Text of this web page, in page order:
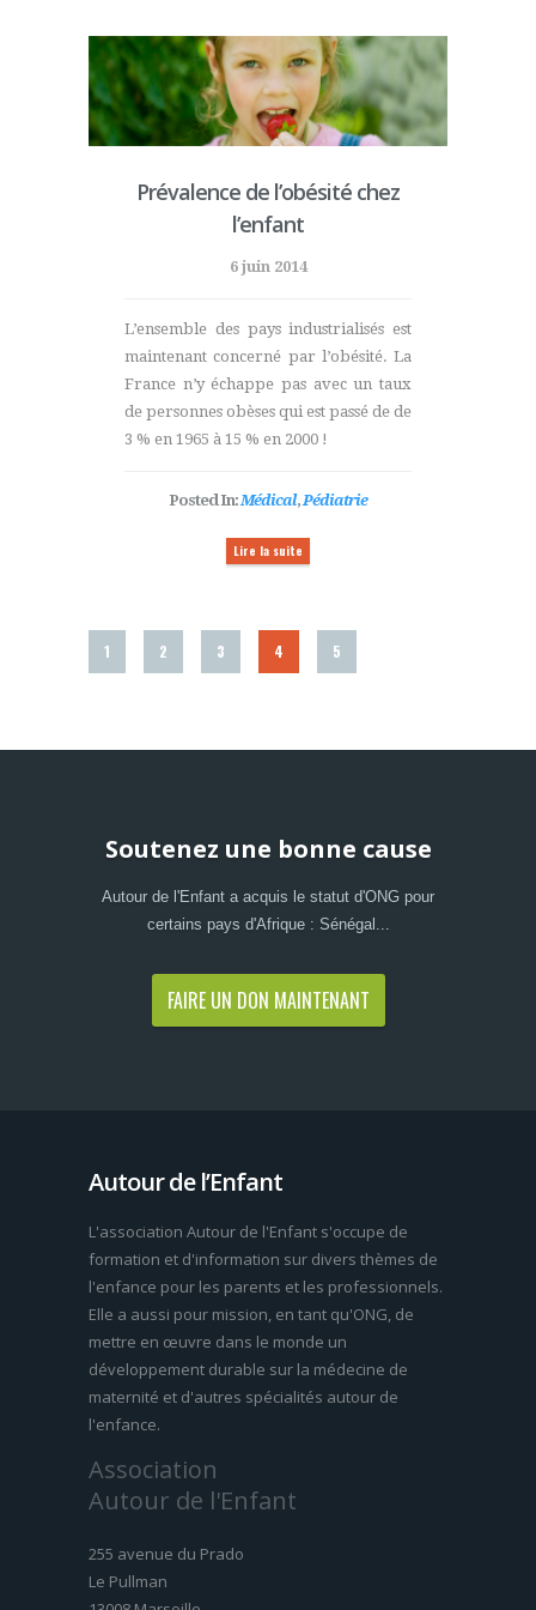
Prévalence de l’obésité chez
l’enfant
6 juin 2014
L’ensemble des pays industrialisés est
maintenant concerné par l’obésité. La
France n’y échappe pas avec un taux
de personnes obèses qui est passé de de
3 % en 1965 à 15 % en 2000 !
Posted In:Médical,Pédiatrie
Lire la suite
1 2 3 4 5
Soutenez une bonne cause
Autour de l'Enfant a acquis le statut d'ONG pour
certains pays d'Afrique : Sénégal...
FAIRE UN DON MAINTENANT
Autour de l’Enfant
L'association Autour de l'Enfant s'occupe de
formation et d'information sur divers thèmes de
l'enfance pour les parents et les professionnels.
Elle a aussi pour mission, en tant qu'ONG, de
mettre en œuvre dans le monde un
développement durable sur la médecine de
maternité et d'autres spécialités autour de
l'enfance.
Association
Autour de l'Enfant
255 avenue du Prado
Le Pullman